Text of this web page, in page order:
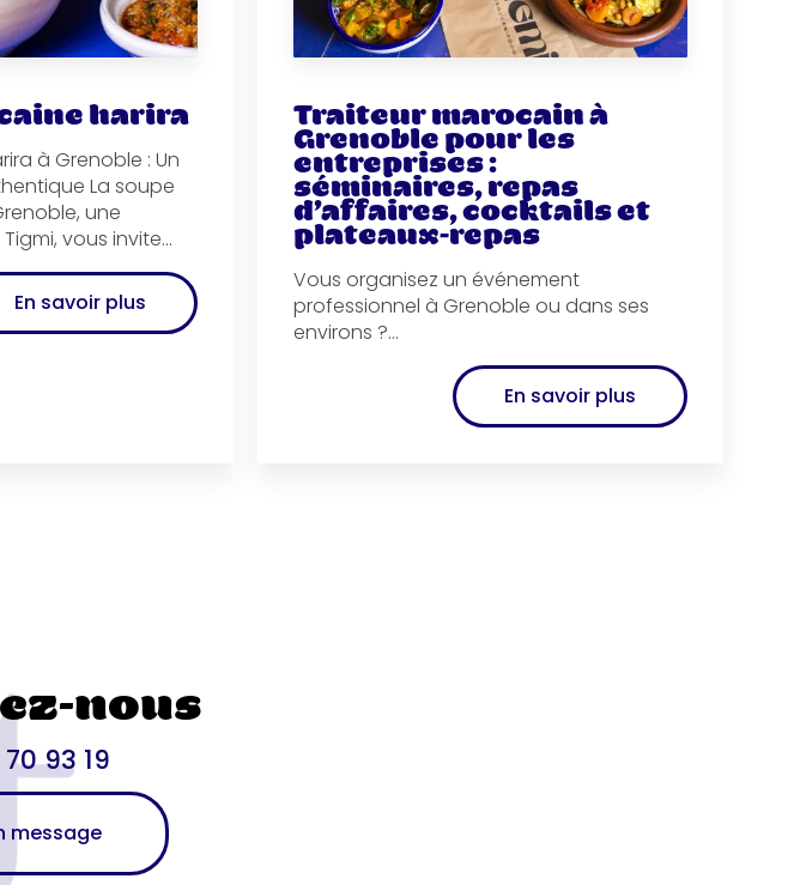
harira
à Grenoble : Un
La soupe
une
vous invite...
En savoir plus
Traiteur marocain à
Grenoble pour les
entreprises :
séminaires, repas
d’affaires, cocktails et
plateaux-repas
Vous organisez un événement
professionnel à Grenoble ou dans ses
environs ?...
En savoir plus
nous
93 19
message